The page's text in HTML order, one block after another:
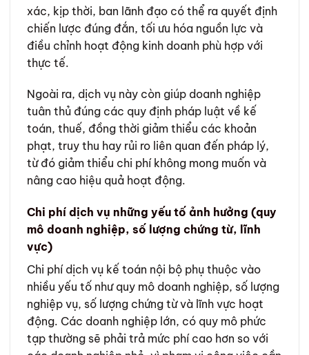
xác, kịp thời, ban lãnh đạo có thể ra quyết định
chiến lược đúng đắn, tối ưu hóa nguồn lực và
điều chỉnh hoạt động kinh doanh phù hợp với
thực tế.
Ngoài ra, dịch vụ này còn giúp doanh nghiệp
tuân thủ đúng các quy định pháp luật về kế
toán, thuế, đồng thời giảm thiểu các khoản
phạt, truy thu hay rủi ro liên quan đến pháp lý,
từ đó giảm thiểu chi phí không mong muốn và
nâng cao hiệu quả hoạt động.
Chi phí dịch vụ những yếu tố ảnh hưởng (quy
mô doanh nghiệp, số lượng chứng từ, lĩnh
vực)
Chi phí dịch vụ kế toán nội bộ phụ thuộc vào
nhiều yếu tố như quy mô doanh nghiệp, số lượng
nghiệp vụ, số lượng chứng từ và lĩnh vực hoạt
động. Các doanh nghiệp lớn, có quy mô phức
tạp thường sẽ phải trả mức phí cao hơn so với